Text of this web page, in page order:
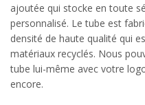
ajoutée qui stocke en toute
personnalisé. Le tube est
densité de haute qualité qui
matériaux recyclés. Nous
tube lui-même avec votre
encore.